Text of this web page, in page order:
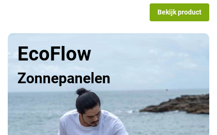
Bekijk product
EcoFlow
Zonnepanelen